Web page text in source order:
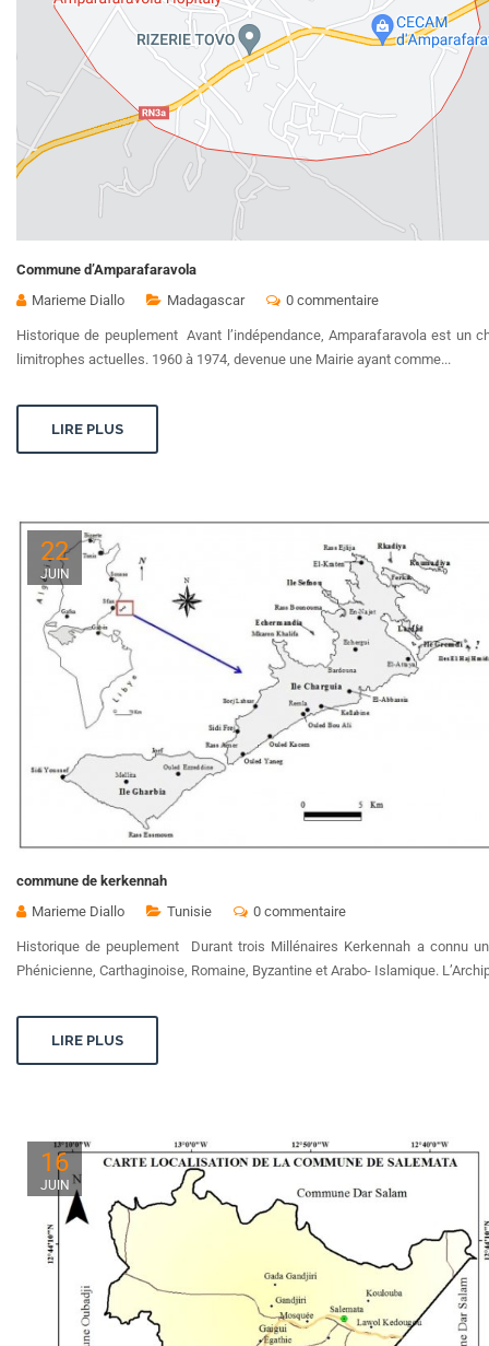
Commune d’Amparafaravola
Marieme Diallo
Madagascar 0 commentaire
Historique de peuplement Avant l’indépendance, Amparafaravola est un
limitrophes actuelles. 1960 à 1974, devenue une Mairie ayant comme...
LIRE PLUS
22
JUIN
commune de kerkennah
Marieme Diallo
Tunisie 0 commentaire
Historique de peuplement Durant trois Millénaires Kerkennah a connu
Phénicienne, Carthaginoise, Romaine, Byzantine et Arabo- Islamique.
LIRE PLUS
16
JUIN